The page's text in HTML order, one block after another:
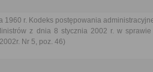
1960 r. Kodeks postępowania
z dnia 8 stycznia 2002 r. w
Nr 5, poz. 46)